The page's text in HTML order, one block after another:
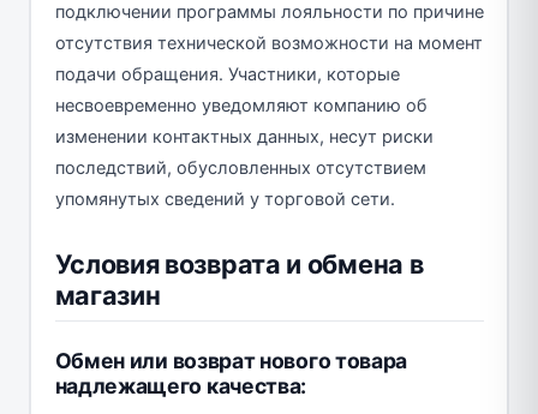
подключении программы лояльности по причине
отсутствия технической возможности на момент
подачи обращения. Участники, которые
несвоевременно уведомляют компанию об
изменении контактных данных, несут риски
последствий, обусловленных отсутствием
упомянутых сведений у торговой сети.
Условия возврата и обмена в
магазин
Обмен или возврат нового товара
надлежащего качества: